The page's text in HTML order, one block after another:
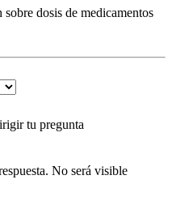
dosis de medicamentos
tu pregunta
No será visible